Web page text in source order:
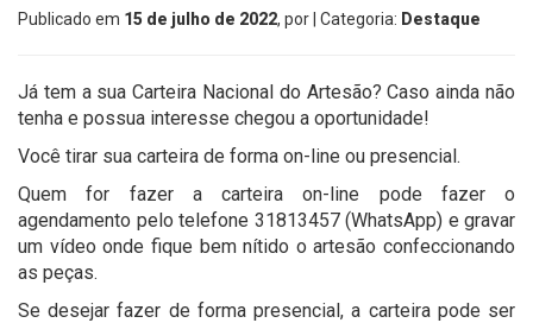
Publicado em 15 de julho de 2022, por | Categoria: Destaque
Já tem a sua Carteira Nacional do Artesão? Caso ainda não
tenha e possua interesse chegou a oportunidade!
Você tirar sua carteira de forma on-line ou presencial.
Quem for fazer a carteira on-line pode fazer o
agendamento pelo telefone 31813457 (WhatsApp) e gravar
um vídeo onde fique bem nítido o artesão confeccionando
as peças.
Se desejar fazer de forma presencial, a carteira pode ser